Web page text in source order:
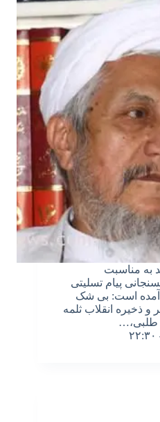
به مناسبت
پیام تسلیتی
آمده است: بی شک
و ذخیره انقلاب ثلمه
طلبی،…